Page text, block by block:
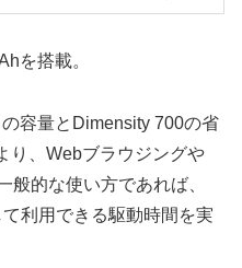
を搭載。
の容量とDimensity 700の省
り、Webブラウジングや
般的な使い方であれば、
利用できる駆動時間を実